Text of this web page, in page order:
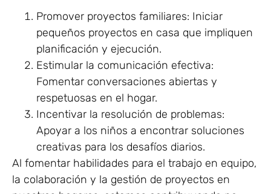
Promover proyectos familiares: Iniciar
pequeños proyectos en casa que impliquen
planificación y ejecución.
Estimular la comunicación efectiva:
Fomentar conversaciones abiertas y
respetuosas en el hogar.
Incentivar la resolución de problemas:
Apoyar a los niños a encontrar soluciones
creativas para los desafíos diarios.
Al fomentar habilidades para el trabajo en equipo,
la colaboración y la gestión de proyectos en